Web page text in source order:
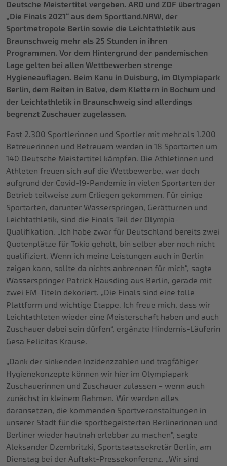
Deutsche Meistertitel vergeben. ARD und ZDF übertragen
„Die Finals 2021“ aus dem Sportland.NRW, der
Sportmetropole Berlin sowie die Leichtathletik aus
Braunschweig mehr als 25 Stunden in ihren
Programmen. Vor dem Hintergrund der pandemischen
Lage gelten bei allen Wettbewerben strenge
Hygieneauflagen. Beim Kanu in Duisburg, im Olympiapark
Berlin, dem Reiten in Balve, dem Klettern in Bochum und
der Leichtathletik in Braunschweig sind allerdings
begrenzt Zuschauer zugelassen.
Fast 2.300 Sportlerinnen und Sportler mit mehr als 1.200
Betreuerinnen und Betreuern werden in 18 Sportarten um
140 Deutsche Meistertitel kämpfen. Die Athletinnen und
Athleten freuen sich auf die Wettbewerbe, war doch
aufgrund der Covid-19-Pandemie in vielen Sportarten der
Betrieb teilweise zum Erliegen gekommen. Für einige
Sportarten, darunter Wasserspringen, Gerätturnen und
Leichtathletik, sind die Finals Teil der Olympia-
Qualifikation. „Ich habe zwar für Deutschland bereits zwei
Quotenplätze für Tokio geholt, bin selber aber noch nicht
qualifiziert. Wenn ich meine Leistungen auch in Berlin
zeigen kann, sollte da nichts anbrennen für mich“, sagte
Wasserspringer Patrick Hausding aus Berlin, gerade mit
zwei EM-Titeln dekoriert. „Die Finals sind eine tolle
Plattform und wichtige Etappe. Ich freue mich, dass wir
Leichtathleten wieder eine Meisterschaft haben und auch
Zuschauer dabei sein dürfen“, ergänzte Hindernis-Läuferin
Gesa Felicitas Krause.
„Dank der sinkenden Inzidenzzahlen und tragfähiger
Hygienekonzepte können wir hier im Olympiapark
Zuschauerinnen und Zuschauer zulassen – wenn auch
zunächst in kleinem Rahmen. Wir werden alles
daransetzen, die kommenden Sportveranstaltungen in
unserer Stadt für die sportbegeisterten Berlinerinnen und
Berliner wieder hautnah erlebbar zu machen“, sagte
Aleksander Dzembritzki, Sportstaatssekretär Berlin, am
Dienstag bei der Auftakt-Pressekonferenz. „Wir sind